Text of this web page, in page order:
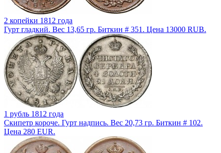
2 копейки 1812 года
Гурт гладкий. Вес 13,65 гр. Биткин # 351. Цена 13000 RUB.
1 рубль 1812 года
Скипетр короче. Гурт надпись. Вес 20,73 гр. Биткин # 102.
Цена 280 EUR.